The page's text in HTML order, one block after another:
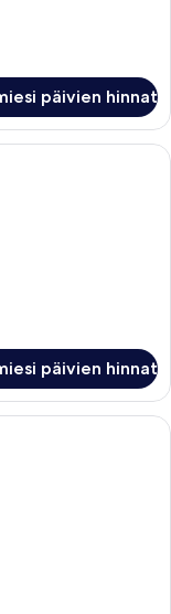
päivien hinnat
jossa on suuri sänky,
päivien hinnat